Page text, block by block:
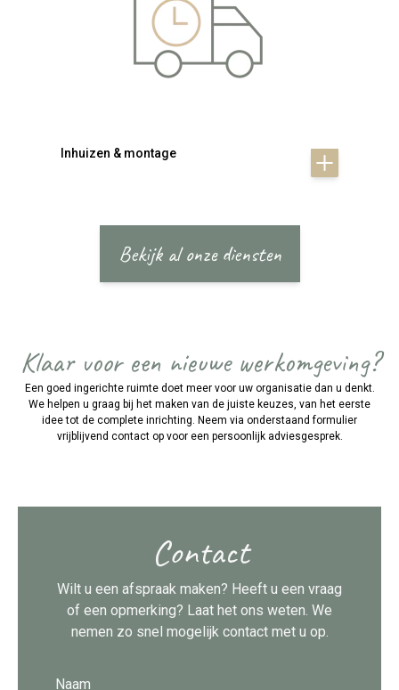
Inhuizen & montage
Bekijk al onze diensten
Klaar voor een nieuwe werkomgeving?
Een goed ingerichte ruimte doet meer voor uw organisatie dan u denkt.
We helpen u graag bij het maken van de juiste keuzes, van het eerste
idee tot de complete inrichting. Neem via onderstaand formulier
vrijblijvend contact op voor een persoonlijk adviesgesprek.
Contact
Wilt u een afspraak maken? Heeft u een vraag
of een opmerking? Laat het ons weten. We
nemen zo snel mogelijk contact met u op.
Naam